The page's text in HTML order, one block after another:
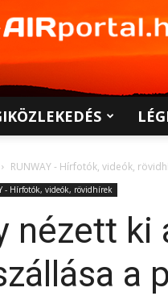
RUNWAY - Hírfotók, videók,
- Hírfotók, videók, rövidhírek
nézett ki
a